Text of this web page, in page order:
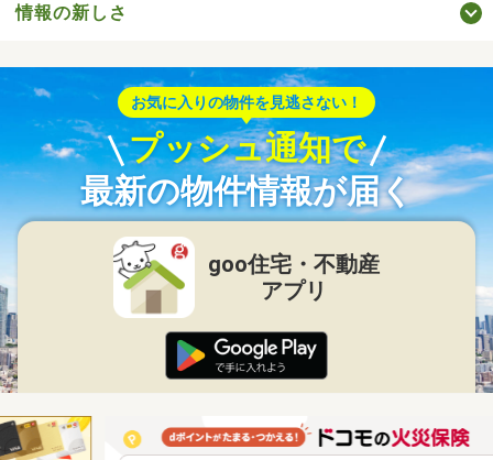
情報の新しさ
お気に入りの物件を見逃さない！
プッシュ通知で
最新の物件情報が届く
goo住宅・不動産
アプリ